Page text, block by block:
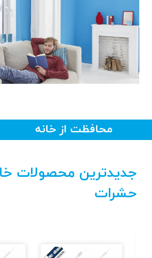
محافظت از خانه
جدیدترین محصولات
حشرات